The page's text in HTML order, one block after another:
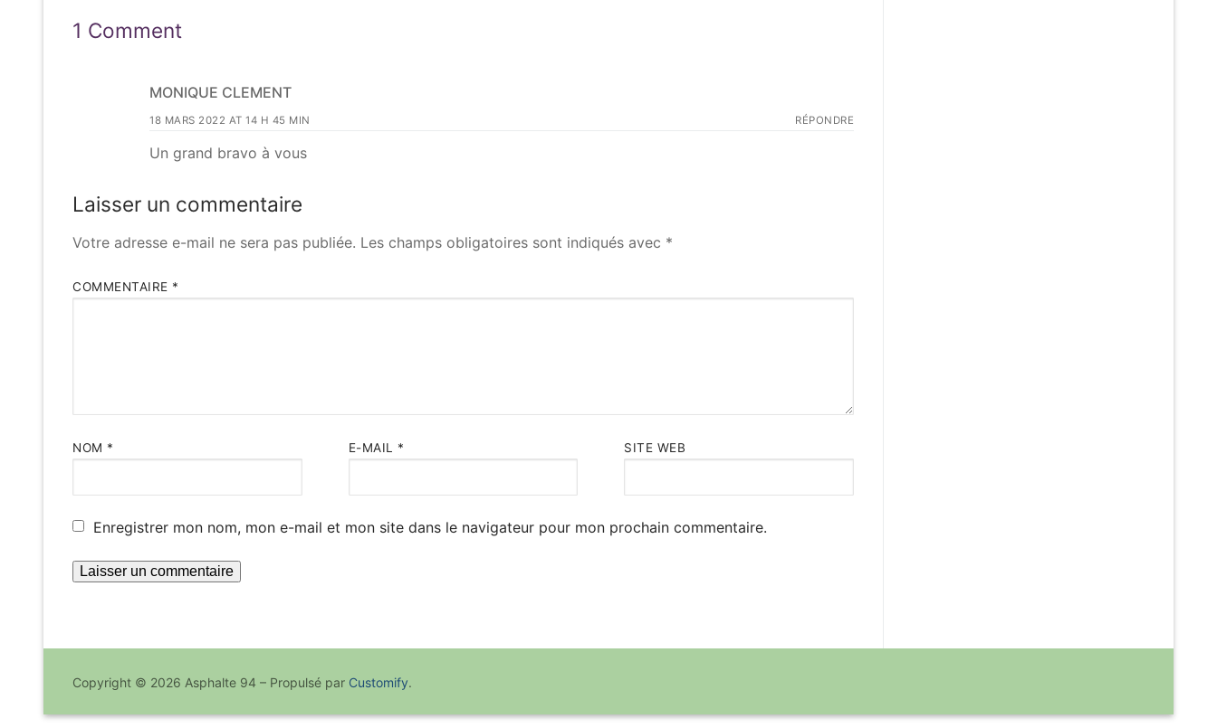
1 Comment
MONIQUE CLEMENT
18 MARS 2022 AT 14 H 45 MIN RÉPONDRE
Un grand bravo à vous
Laisser un commentaire
Votre adresse e-mail ne sera pas publiée. Les champs obligatoires sont indiqués avec *
COMMENTAIRE *
NOM * E-MAIL * SITE WEB
Enregistrer mon nom, mon e-mail et mon site dans le navigateur pour mon prochain commentaire.
Copyright © 2026 Asphalte 94 – Propulsé par Customify.